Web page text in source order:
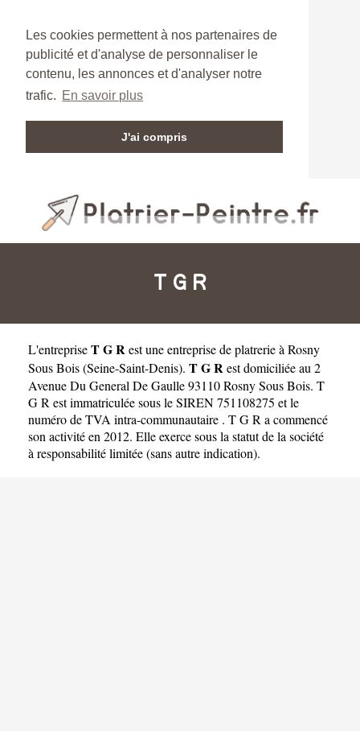
Les cookies permettent à nos partenaires de
publicité et d'analyse de personnaliser le
contenu, les annonces et d'analyser notre
trafic. En savoir plus
J'ai compris
T G R
L'entrepriseT G Rest uneentreprise de platrerie à Rosny
Sous Bois(Seine-Saint-Denis). T G Rest domiciliée au 2
Avenue Du General De Gaulle 93110 Rosny Sous Bois. T
G R est immatriculée sous le SIREN 751108275 et le
numéro de TVA intra-communautaire . T G R a commencé
son activité en 2012. Elle exerce sous la statut de la société
à responsabilité limitée (sans autre indication).